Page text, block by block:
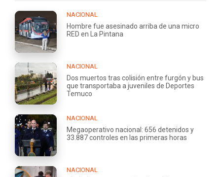
NACIONAL
Hombre fue asesinado arriba de una micro
RED en La Pintana
NACIONAL
Dos muertos tras colisión entre furgón y bus
que transportaba a juveniles de Deportes
Temuco
NACIONAL
Megaoperativo nacional: 656 detenidos y
33.887 controles en las primeras horas
NACIONAL